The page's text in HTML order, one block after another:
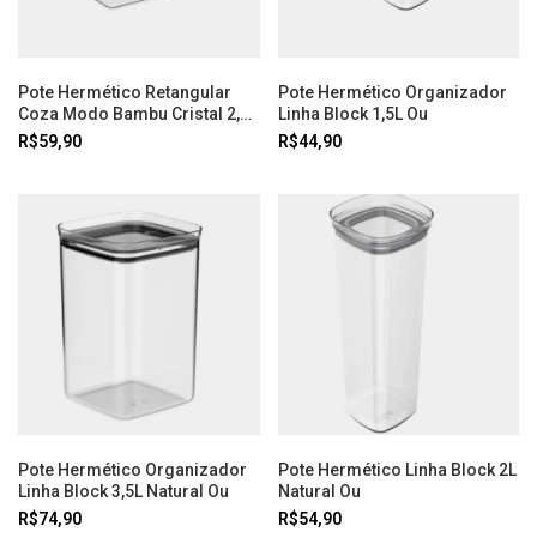
Pote Hermético Retangular
Coza Modo Bambu Cristal 2,7L
com Tampa Bambu
R$59,90
Pote Hermético Organizador
Linha Block 1,5L Ou
R$44,90
Pote Hermético Organizador
Linha Block 3,5L Natural Ou
R$74,90
Pote Hermético Linha Block 2L
Natural Ou
R$54,90